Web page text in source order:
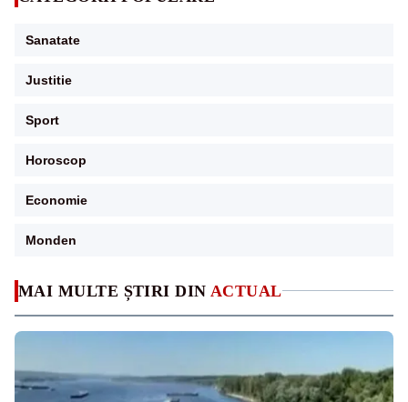
MAI MULTE ȘTIRI DIN ACTUAL
Sanatate
Justitie
Sport
Horoscop
Economie
Monden